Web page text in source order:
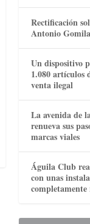
Rectificación
Antonio Gomila
Un dispositivo
1.080 artículos
venta ilegal
La avenida de
renueva sus
marcas viales
Águila Club
con unas
completamente